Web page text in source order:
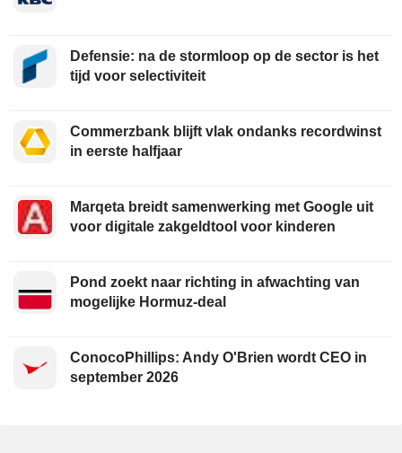
Defensie: na de stormloop op de sector is het
tijd voor selectiviteit
Commerzbank blijft vlak ondanks recordwinst
in eerste halfjaar
Marqeta breidt samenwerking met Google uit
voor digitale zakgeldtool voor kinderen
Pond zoekt naar richting in afwachting van
mogelijke Hormuz-deal
ConocoPhillips: Andy O'Brien wordt CEO in
september 2026